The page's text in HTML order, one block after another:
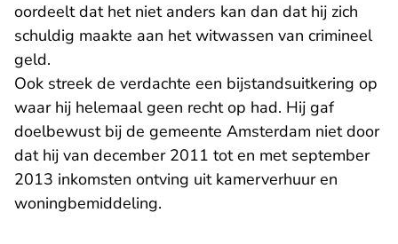
oordeelt dat het niet anders kan dan dat hij zich
schuldig maakte aan het witwassen van crimineel
geld.
Ook streek de verdachte een bijstandsuitkering op
waar hij helemaal geen recht op had. Hij gaf
doelbewust bij de gemeente Amsterdam niet door
dat hij van december 2011 tot en met september
2013 inkomsten ontving uit kamerverhuur en
woningbemiddeling.